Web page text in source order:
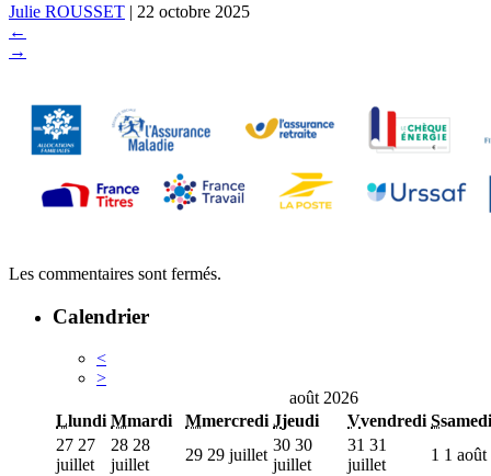
Julie ROUSSET | 22 octobre 2025
←
→
Les commentaires sont fermés.
Calendrier
<
>
août 2026
Llundi Mmardi Mmercredi Jjeudi Vvendredi Ssamedi
27 27
juillet
28 28
juillet
29 29 juillet
30 30
juillet
31 31
juillet
1 1 août